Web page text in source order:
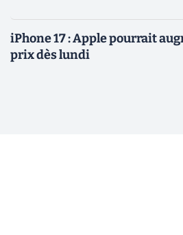
iPhone 17 : Apple pourrait
prix dès lundi